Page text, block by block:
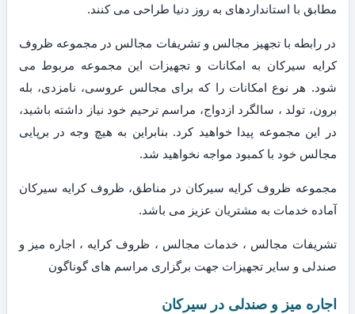
مطابق با استانداردهای به روز دنیا طراحی می کنند.
در رابطه با تجهیز مجالس و تشریفات مجالس در مجموعه ظروف
کرایه سیرکان به امکانات و تجهیزات این مجموعه مربوط می
شود. هر نوع امکانات را که برای مجالس عروسی، نامزدی، بله
برون، تولد ، سالگرد ازدواج، مراسم ترحیم خود نیاز داشته باشید،
در این مجموعه پیدا خواهید کرد. بنابراین به هیچ وجه در برپایی
مجالس خود با کمبود مواجه نخواهید شد.
مجموعه ظروف کرایه سیرکان در مناطق، ظروف کرایه سیرکان
آماده خدمات به مشتریان عزیز می باشد.
تشریفات مجالس ، خدمات مجالس ، ظروف کرایه ، اجاره میز و
صندلی و سایر تجهیزات جهت برگزاری مراسم های گوناگون
اجاره میز و صندلی در سیرکان